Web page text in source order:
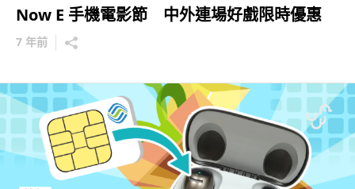
Now E 手機電影節 中外連場好戲限時優惠
7 年前